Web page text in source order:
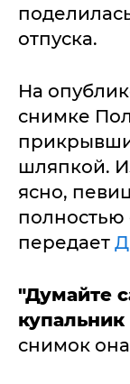
отпуска.
На
снимке
шляпкой.
ясно,
полностью
передает
"Думайте
снимок